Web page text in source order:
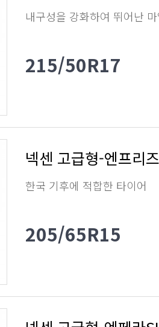
내구성을 강화하여 뛰어난
215/50R17
넥센 고급형-엔프리
한국 기후에 적합한 타이어
205/65R15